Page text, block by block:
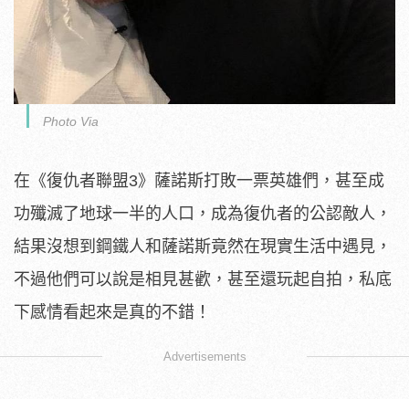
Photo Via
在《復仇者聯盟3》薩諾斯打敗一票英雄們，甚至成
功殲滅了地球一半的人口，成為復仇者的公認敵人，
結果沒想到鋼鐵人和薩諾斯竟然在現實生活中遇見，
不過他們可以說是相見甚歡，甚至還玩起自拍，私底
下感情看起來是真的不錯！
Advertisements